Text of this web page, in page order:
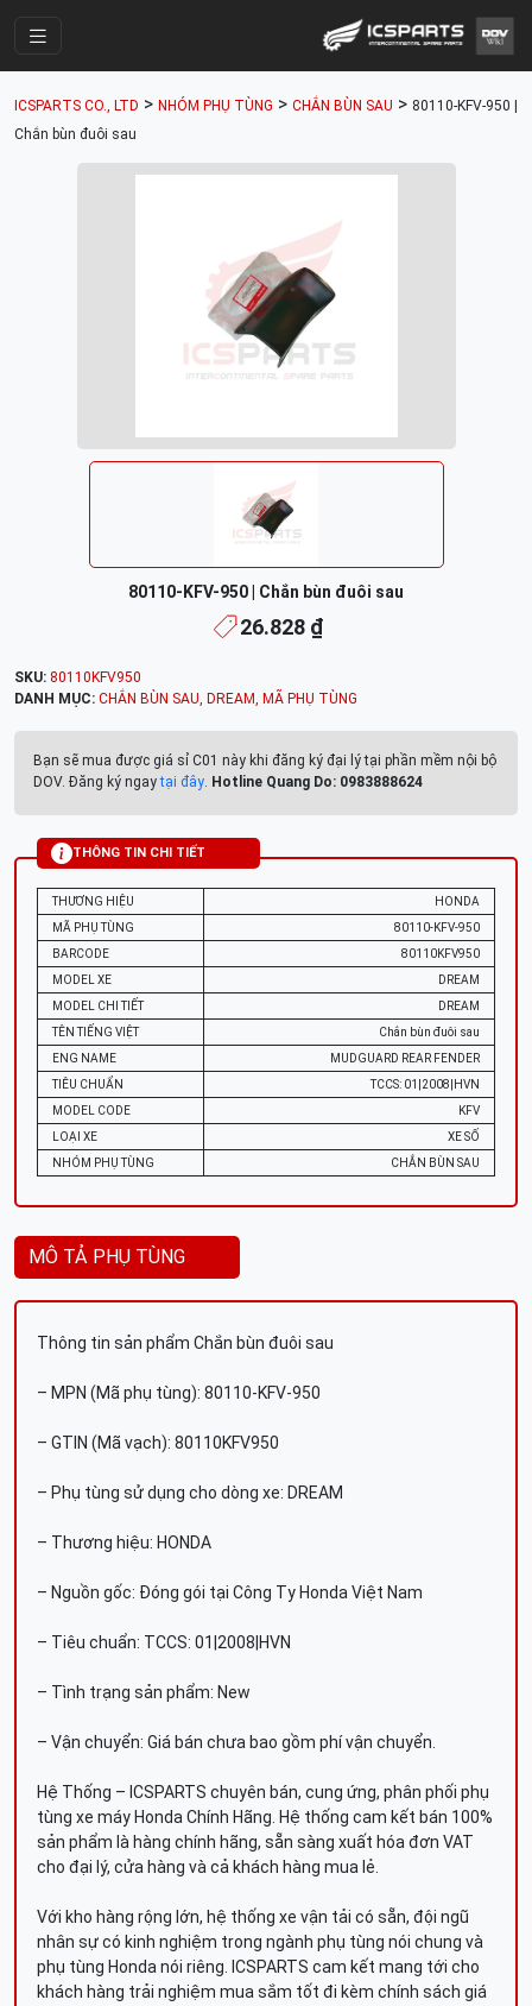
Parts Catalogue
Nhóm Phụ Tùng
Tài khoản
ICSPARTS CO., LTD > NHÓM PHỤ TÙNG > CHẮN BÙN SAU > 80110-KFV-950 |
Chắn bùn đuôi sau
80110-KFV-950 | Chắn bùn đuôi sau
26.828 ₫
SKU: 80110KFV950
DANH MỤC: CHẮN BÙN SAU, DREAM, MÃ PHỤ TÙNG
Bạn sẽ mua được giá sỉ C01 này khi đăng ký đại lý tại phần mềm nội bộ
DOV. Đăng ký ngaytại đây. Hotline Quang Do: 0983888624
THÔNG TIN CHI TIẾT
THƯƠNG HIỆU
HONDA
MÃ PHỤ TÙNG
80110-KFV-950
BARCODE
80110KFV950
MODEL XE
DREAM
MODEL CHI TIẾT
DREAM
TÊN TIẾNG VIỆT
Chắn bùn đuôi sau
ENG NAME
MUDGUARD REAR FENDER
TIÊU CHUẨN
TCCS: 01|2008|HVN
MODEL CODE
KFV
LOẠI XE
XE SỐ
NHÓM PHỤ TÙNG
CHẮN BÙN SAU
MÔ TẢ PHỤ TÙNG
Thông tin sản phẩm Chắn bùn đuôi sau
– MPN (Mã phụ tùng): 80110-KFV-950
– GTIN (Mã vạch): 80110KFV950
– Phụ tùng sử dụng cho dòng xe: DREAM
– Thương hiệu: HONDA
– Nguồn gốc: Đóng gói tại Công Ty Honda Việt Nam
– Tiêu chuẩn: TCCS: 01|2008|HVN
– Tình trạng sản phẩm: New
– Vận chuyển: Giá bán chưa bao gồm phí vận chuyển.
Hệ Thống – ICSPARTS chuyên bán, cung ứng, phân phối phụ
tùng xe máy Honda Chính Hãng. Hệ thống cam kết bán 100%
sản phẩm là hàng chính hãng, sẵn sàng xuất hóa đơn VAT
cho đại lý, cửa hàng và cả khách hàng mua lẻ.
Với kho hàng rộng lớn, hệ thống xe vận tải có sẵn, đội ngũ
nhân sự có kinh nghiệm trong ngành phụ tùng nói chung và
phụ tùng Honda nói riêng. ICSPARTS cam kết mang tới cho
khách hàng trải nghiệm mua sắm tốt đi kèm chính sách giá